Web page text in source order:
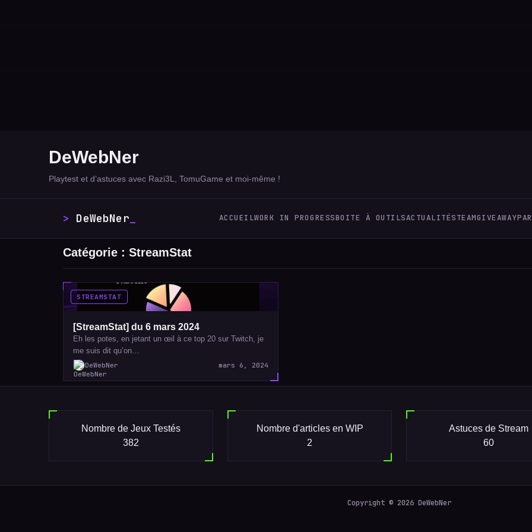
DeWebNer
Playtest et d’astuces avec Razi3L, TomuGame et moi-même !
DeWebNer_ ACCUEILWORK IN PROGRESSBOITE À OUTILSACTUALITÉSTEAMGIVEAWAY
Catégorie : StreamStat
STREAMSTAT
[StreamStat] du 6 mars 2024
Eh les potes, en jetant un œil à ce top 20 sur Twitch, je
me suis dit qu’on…
DeWebNer mars 6, 2024
Nombre de Jeux Testés
382
Nombre d'articles en WIP
2
Astuces de Stream
60
Copyright © 2026 DeWebNer